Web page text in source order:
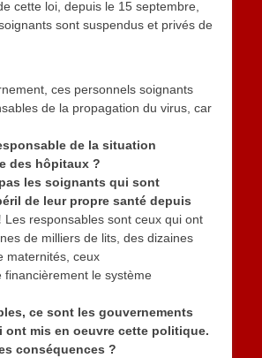
cette loi, depuis le 15 septembre,
sont suspendus et privés de
ces personnels soignants
de la propagation du virus, car
de la situation
des hôpitaux ?
les soignants qui sont
de leur propre santé depuis
Les responsables sont ceux qui ont
de milliers de lits, des dizaines
maternités, ceux
financièrement le système
ce sont les gouvernements
ont mis en oeuvre cette politique.
conséquences ?